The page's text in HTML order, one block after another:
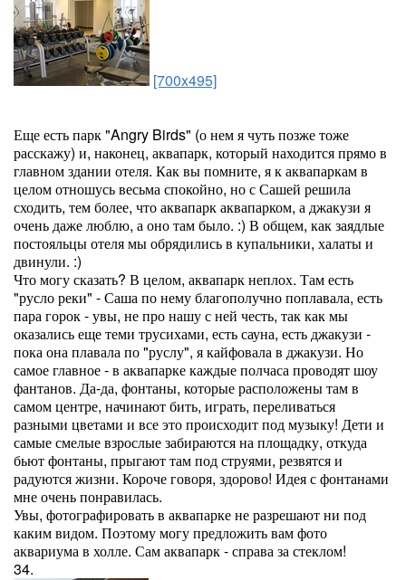
[700x495]
Еще есть парк "Angry Birds" (о нем я чуть позже тоже
расскажу) и, наконец, аквапарк, который находится прямо в
главном здании отеля. Как вы помните, я к аквапаркам в
целом отношусь весьма спокойно, но с Сашей решила
сходить, тем более, что аквапарк аквапарком, а джакузи я
очень даже люблю, а оно там было. :) В общем, как заядлые
постояльцы отеля мы обрядились в купальники, халаты и
двинули. :)
Что могу сказать? В целом, аквапарк неплох. Там есть
"русло реки" - Саша по нему благополучно поплавала, есть
пара горок - увы, не про нашу с ней честь, так как мы
оказались еще теми трусихами, есть сауна, есть джакузи -
пока она плавала по "руслу", я кайфовала в джакузи. Но
самое главное - в аквапарке каждые полчаса проводят шоу
фантанов. Да-да, фонтаны, которые расположены там в
самом центре, начинают бить, играть, переливаться
разными цветами и все это происходит под музыку! Дети и
самые смелые взрослые забираются на площадку, откуда
бьют фонтаны, прыгают там под струями, резвятся и
радуются жизни. Короче говоря, здорово! Идея с фонтанами
мне очень понравилась.
Увы, фотографировать в аквапарке не разрешают ни под
каким видом. Поэтому могу предложить вам фото
аквариума в холле. Сам аквапарк - справа за стеклом!
34.